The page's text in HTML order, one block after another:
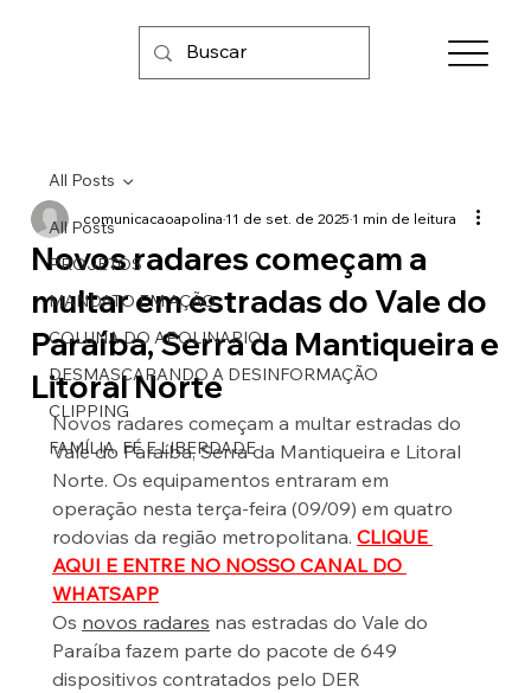
All Posts
PROJETOS
MANDATO EM AÇÃO
COLUNA DO APOLINARIO
DESMASCARANDO A DESINFORMAÇÃO
CLIPPING
FAMÍLIA, FÉ E LIBERDADE
All Posts
Novos radares começam a
multar em estradas do Vale do
Paraíba, Serra da Mantiqueira e
Litoral Norte
comunicacaoapolina11 de set. de 20251 min de leitura
Novos radares começam a multar estradas do
Vale do Paraíba, Serra da Mantiqueira e Litoral
Norte. Os equipamentos entraram em
operação nesta terça-feira (09/09) em quatro
rodovias da região metropolitana. CLIQUE
AQUI E ENTRE NO NOSSO CANAL DO
WHATSAPP
Os novos radares nas estradas do Vale do
Paraíba fazem parte do pacote de 649
dispositivos contratados pelo DER